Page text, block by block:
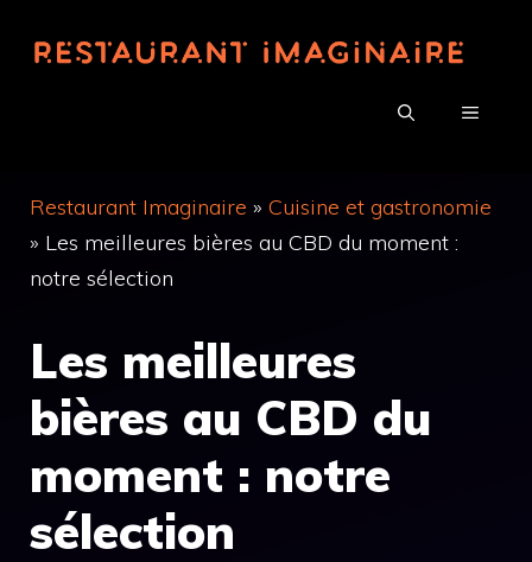
MENU
Restaurant Imaginaire » Cuisine et gastronomie
» Les meilleures bières au CBD du moment :
notre sélection
Les meilleures
bières au CBD du
moment : notre
sélection